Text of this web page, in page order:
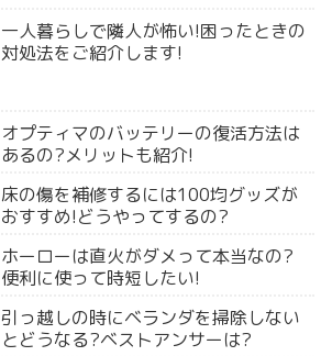
一人暮らしで隣人が怖い!困ったときの
対処法をご紹介します!
オプティマのバッテリーの復活方法は
あるの?メリットも紹介!
床の傷を補修するには100均グッズが
おすすめ!どうやってするの?
ホーローは直火がダメって本当なの?
便利に使って時短したい!
引っ越しの時にベランダを掃除しない
とどうなる?ベストアンサーは?